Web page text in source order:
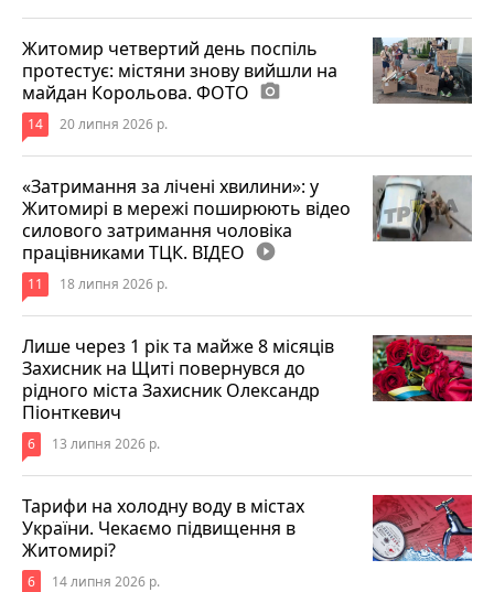
Житомир четвертий день поспіль
протестує: містяни знову вийшли на
майдан Корольова. ФОТО photo_camera
14 20 липня 2026 р.
«Затримання за лічені хвилини»: у
Житомирі в мережі поширюють відео
силового затримання чоловіка
працівниками ТЦК. ВІДЕО play_circle_filled
11 18 липня 2026 р.
Лише через 1 рік та майже 8 місяців
Захисник на Щиті повернувся до
рідного міста Захисник Олександр
Піонткевич
6 13 липня 2026 р.
Тарифи на холодну воду в містах
України. Чекаємо підвищення в
Житомирі?
6 14 липня 2026 р.